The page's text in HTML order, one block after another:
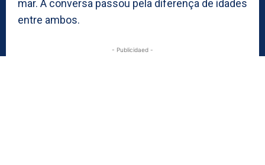
mar. A conversa passou pela diferença de idades
entre ambos.
- Publicidaed -